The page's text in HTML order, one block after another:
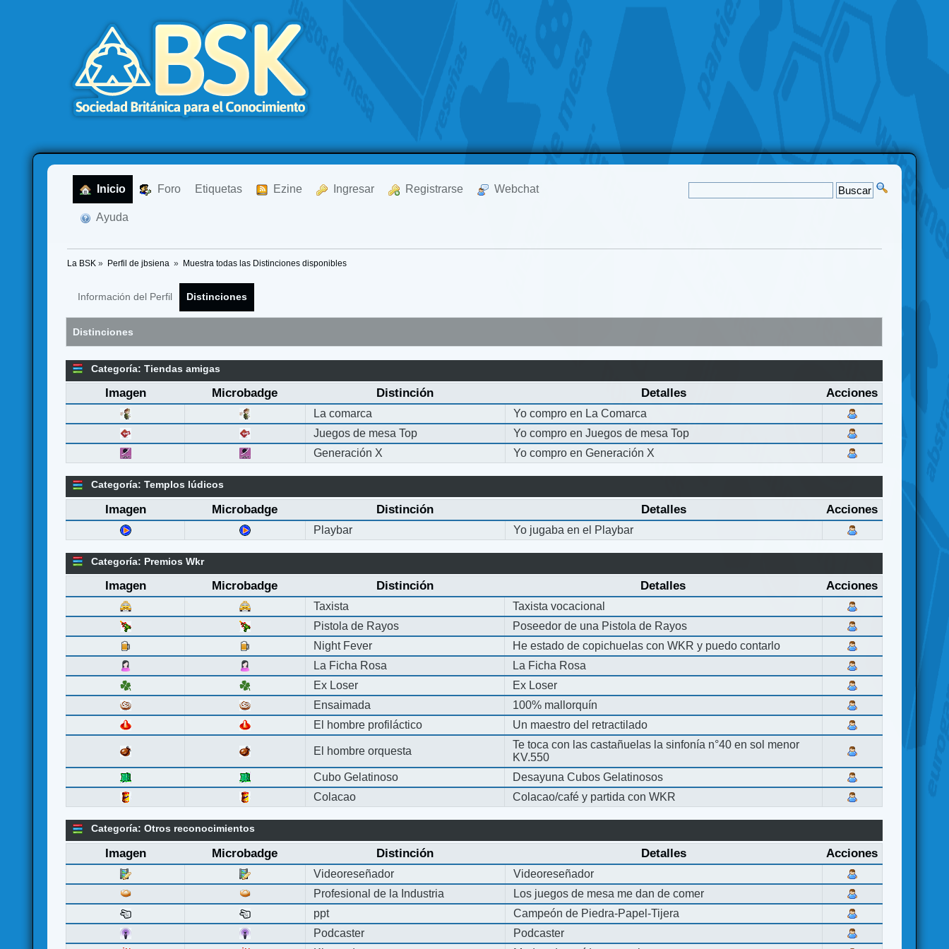
Inicio Foro Etiquetas Ezine Ingresar Registrarse Webchat
Ayuda
La BSK » Perfil de jbsiena » Muestra todas las Distinciones disponibles
Información del Perfil Distinciones
Distinciones
Categoría: Tiendas amigas
Imagen Microbadge Distinción Detalles Acciones
La comarca
Yo compro en La Comarca
Juegos de mesa Top
Yo compro en Juegos de mesa Top
Generación X
Yo compro en Generación X
Categoría: Templos lúdicos
Imagen Microbadge Distinción Detalles Acciones
Playbar Yo jugaba en el Playbar
Categoría: Premios Wkr
Imagen Microbadge Distinción Detalles Acciones
Taxista
Taxista vocacional
Pistola de Rayos
Poseedor de una Pistola de Rayos
Night Fever
He estado de copichuelas con WKR y puedo contarlo
La Ficha Rosa
La Ficha Rosa
Ex Loser
Ex Loser
Ensaimada
100% mallorquín
El hombre profiláctico
Un maestro del retractilado
El hombre orquesta
Te toca con las castañuelas la sinfonía n°40 en sol menor
KV.550
Cubo Gelatinoso
Desayuna Cubos Gelatinosos
Colacao
Colacao/café y partida con WKR
Categoría: Otros reconocimientos
Imagen Microbadge Distinción Detalles Acciones
Videoreseñador
Videoreseñador
Profesional de la Industria
Los juegos de mesa me dan de comer
ppt
Campeón de Piedra-Papel-Tijera
Podcaster
Podcaster